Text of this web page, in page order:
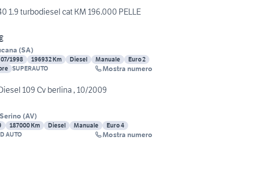
1.9 turbodiesel cat KM 196.000 PELLE
(SA)
07/1998 196932 Km Diesel Manuale
Euro 2
SUPERAUTO Mostra numero
109 Cv berlina , 10/2009
(AV)
187000 Km Diesel Manuale
Euro 4
AUTO Mostra numero